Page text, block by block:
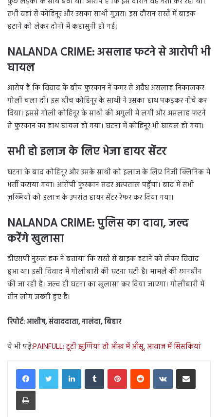
तभी वहां से कोहिनूर और उसका साथी गुजरा। इस दौरान रास्ते में बाइक
हटाने को लेकर दोनों में कहासुनी हो गई।
NALANDA CRIME: असलाह फटने से आरोपी भी
घायल
आरोप है कि विवाद के बीच फुरकान ने कमर से अवैध असलाह निकालकर
गोली चला दी। इस बीच कोहिनूर के साथी ने उसका हाथ पकड़कर नीचे कर
दिया। इससे गोली कोहिनूर के साथी की अंगुली में लगी और असलाह फटने
से फुरकान का हाथ घायल हो गया। घटना में कोहिनूर भी घायल हो गया।
सभी हो इलाज के लिए भेजा हायर सेंटर
घटना के बाद कोहिनूर और उसके साथी को इलाज के लिए निजी क्लिनिक में
भर्ती कराया गया। आरोपी फुरकान सदर अस्पताल पहुँचा। बाद में सभी
ज़ख्मियों को इलाज के उपरांत हायर सेंटर रेफर कर दिया गया।
NALANDA CRIME: पुलिस का दावा, जल्द
करेंगे खुलासा
डीएसपी नुरुल हक ने बताया कि रास्ते से बाइक हटाने को लेकर विवाद
हुआ था। इसी विवाद में गोलीबारी की घटना घटी है। मामले की छानबीन
की जा रही है। जल्द ही घटना का खुलासा कर दिया जाएगा। गोलीबारी में
तीन लोग जख्मी हुए है।
रिपोर्ट: आशीष, संवाददाता, नालंदा, बिहार
ये भी पढ़ें:PAINFULL: टूटी झुग्गियां तो आँख में आँसू, आवाज में सिसकियां
LinkedInTumblr PinterestReddit VKontakteShare via Email
Print